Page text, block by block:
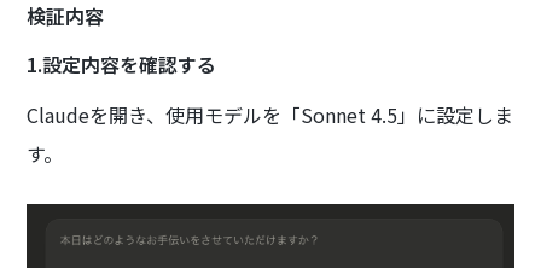
検証内容
1.設定内容を確認する
Claudeを開き、使用モデルを「Sonnet 4.5」に設定しま
す。